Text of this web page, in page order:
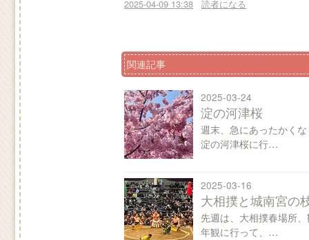
2025-04-09 13:38 読者になる
関連記事
2025-03-24
淀の河津桜
週末、急にあったかく
淀の河津桜に行…
2025-03-16
大相撲と城南宮の
先週は、大相撲春場所
年観に行って、…